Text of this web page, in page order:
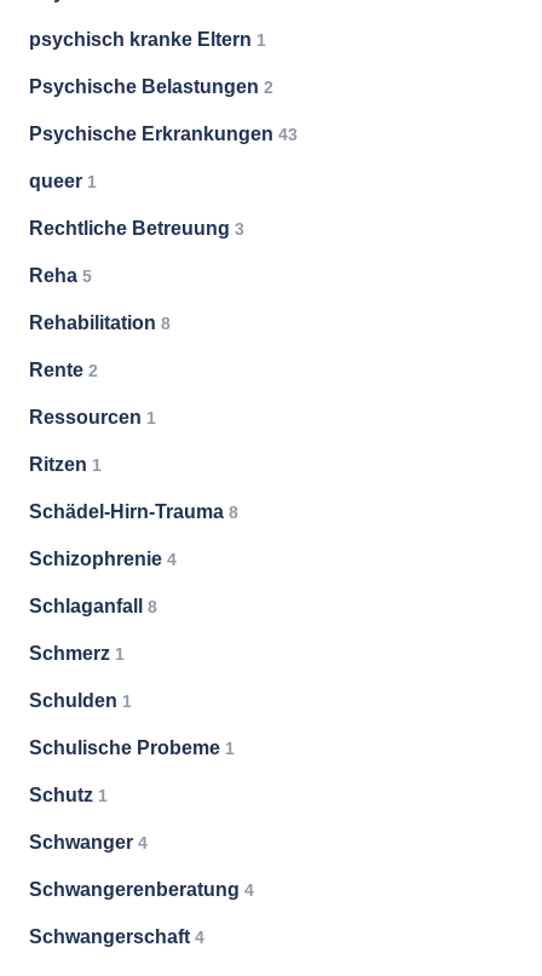
psychisch kranke Eltern 1
Psychische Belastungen 2
Psychische Erkrankungen 43
queer 1
Rechtliche Betreuung 3
Reha 5
Rehabilitation 8
Rente 2
Ressourcen 1
Ritzen 1
Schädel-Hirn-Trauma 8
Schizophrenie 4
Schlaganfall 8
Schmerz 1
Schulden 1
Schulische Probeme 1
Schutz 1
Schwanger 4
Schwangerenberatung 4
Schwangerschaft 4